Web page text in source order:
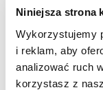
Niniejsza strona
Wykorzystujemy
i reklam, aby
analizować ruch
korzystasz z
prosimy o
Dziękujemy
Rodzice Oli.